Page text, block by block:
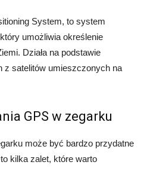
System, to system
umożliwia określenie
Działa na podstawie
z satelitów umieszczonych na
GPS w zegarku
może być bardzo przydatne
kilka zalet, które warto